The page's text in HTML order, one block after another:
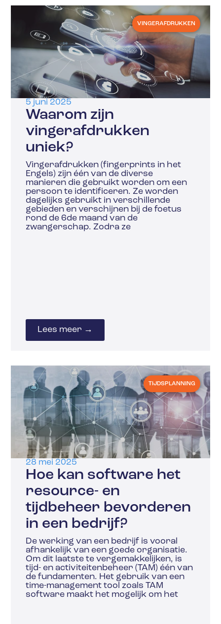
VINGERAFDRUKKEN
5 juni 2025
Waarom zijn
vingerafdrukken
uniek?
Vingerafdrukken (fingerprints in het
Engels) zijn één van de diverse
manieren die gebruikt worden om een
persoon te identificeren. Ze worden
dagelijks gebruikt in verschillende
gebieden en verschijnen bij de foetus
rond de 6de maand van de
zwangerschap. Zodra ze
Lees meer →
TIJDSPLANNING
28 mei 2025
Hoe kan software het
resource- en
tijdbeheer bevorderen
in een bedrijf?
De werking van een bedrijf is vooral
afhankelijk van een goede organisatie.
Om dit laatste te vergemakkelijken, is
tijd- en activiteitenbeheer (TAM) één van
de fundamenten. Het gebruik van een
time-management tool zoals TAM
software maakt het mogelijk om het